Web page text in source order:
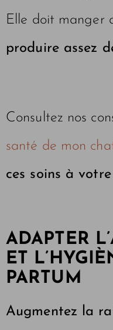
Elle doit manger
produire assez
Consultez nos
santé de mon
ces soins à
ADAPTER
ET
PARTUM
Augmentez la